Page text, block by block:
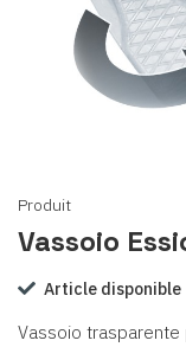
Produit
Vassoio
Article disponible
Vassoio